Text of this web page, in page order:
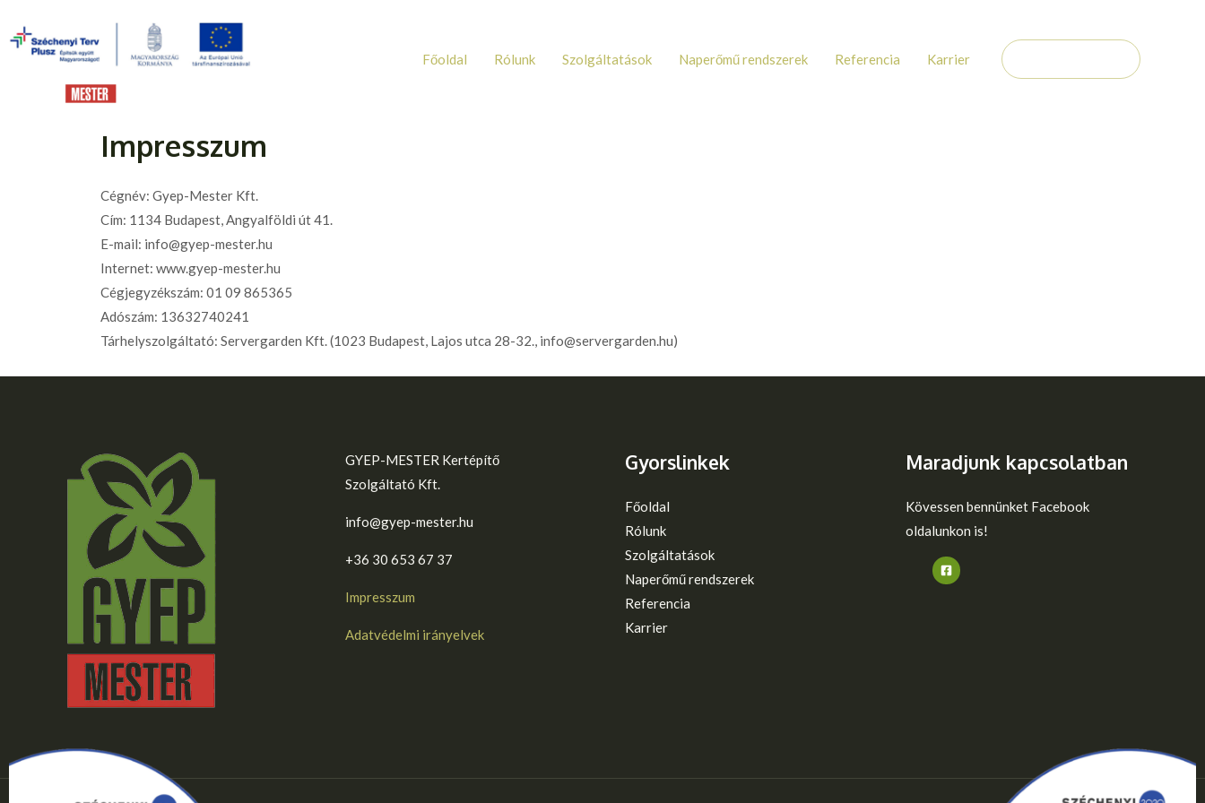
Főoldal Rólunk Szolgáltatások Naperőmű rendszerek Referencia Karrier
Impresszum
Cégnév: Gyep-Mester Kft.
Cím: 1134 Budapest, Angyalföldi út 41.
E-mail: info@gyep-mester.hu
Internet: www.gyep-mester.hu
Cégjegyzékszám: 01 09 865365
Adószám: 13632740241
Tárhelyszolgáltató: Servergarden Kft. (1023 Budapest, Lajos utca 28-32., info@servergarden.hu)
GYEP-MESTER Kertépítő
Szolgáltató Kft.
info@gyep-mester.hu
+36 30 653 67 37​
Impresszum
Adatvédelmi irányelvek
Gyorslinkek
Főoldal
Rólunk
Szolgáltatások
Naperőmű rendszerek
Referencia
Karrier
Maradjunk kapcsolatban
Kövessen bennünket Facebook
oldalunkon is!